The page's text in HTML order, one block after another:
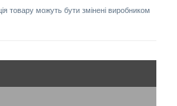
товару можуть бути змінені виробником